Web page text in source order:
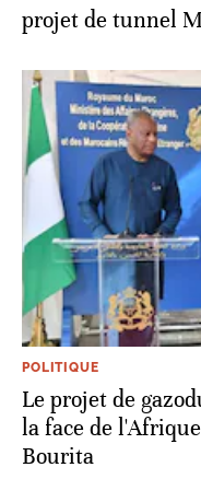
projet de tunnel
POLITIQUE
Le projet de
la face de
Bourita